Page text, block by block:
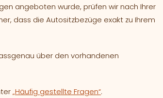
angeboten wurde, prüfen wir nach Ihrer
dass die Autositzbezüge exakt zu Ihrem
über den vorhandenen
„Häufig gestellte Fragen“.